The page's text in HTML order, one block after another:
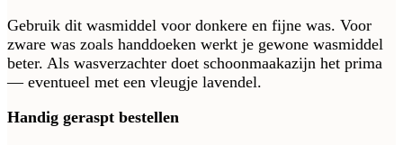
Gebruik dit wasmiddel voor donkere en fijne was. Voor
zware was zoals handdoeken werkt je gewone wasmiddel
beter. Als wasverzachter doet schoonmaakazijn het prima
— eventueel met een vleugje lavendel.
Handig geraspt bestellen